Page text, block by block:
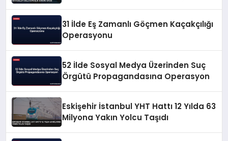
31 İlde Eş Zamanlı Göçmen Kaçakçılığı
Operasyonu
52 İlde Sosyal Medya Üzerinden Suç
Örgütü Propagandasına Operasyon
Eskişehir İstanbul YHT Hattı 12 Yılda 63
Milyona Yakın Yolcu Taşıdı